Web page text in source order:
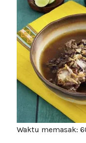
Waktu memasak: